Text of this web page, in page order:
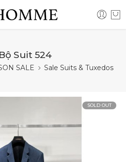
Suit 524
SALE Sale Suits & Tuxedos
SOLD OUT